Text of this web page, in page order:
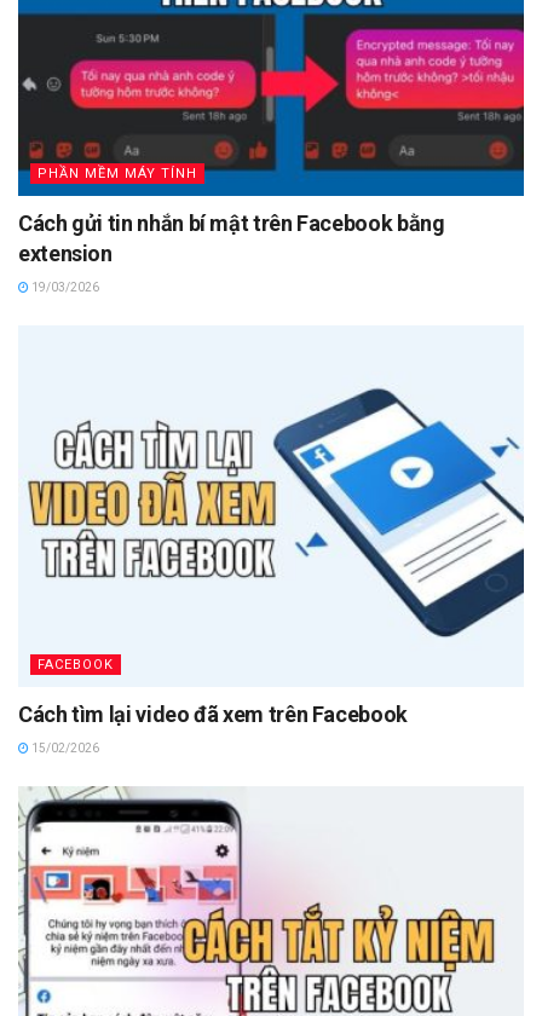
PHẦN MỀM MÁY TÍNH
Cách gửi tin nhắn bí mật trên Facebook bằng
extension
19/03/2026
FACEBOOK
Cách tìm lại video đã xem trên Facebook
15/02/2026